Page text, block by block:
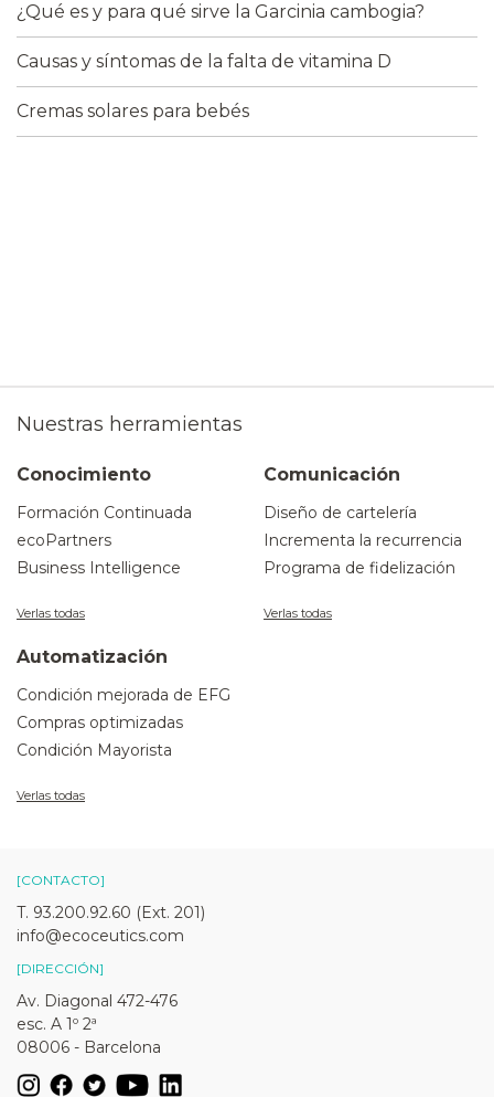
¿Qué es y para qué sirve la Garcinia cambogia?
Causas y síntomas de la falta de vitamina D
Cremas solares para bebés
Nuestras herramientas
Conocimiento
Formación Continuada
ecoPartners
Business Intelligence
Verlas todas
Comunicación
Diseño de cartelería
Incrementa la recurrencia
Programa de fidelización
Verlas todas
Automatización
Condición mejorada de EFG
Compras optimizadas
Condición Mayorista
Verlas todas
[CONTACTO]
T. 93.200.92.60 (Ext. 201)
info@ecoceutics.com
[DIRECCIÓN]
Av. Diagonal 472-476
esc. A 1º 2ª
08006 - Barcelona